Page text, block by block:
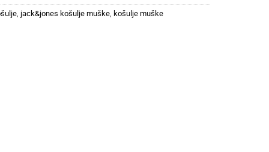
, jack&jones košulje muške, košulje muške